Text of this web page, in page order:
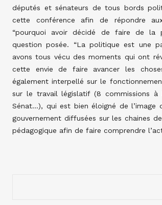
députés et sénateurs de tous bords
cette conférence afin de répondre
“pourquoi avoir décidé de faire de la
question posée. “La politique est une
avons tous vécu des moments qui ont
cette envie de faire avancer les
également interpellé sur le
sur le travail législatif (8 commissions à
Sénat…), qui est bien éloigné de l’image
gouvernement diffusées sur les chaines
pédagogique afin de faire comprendre